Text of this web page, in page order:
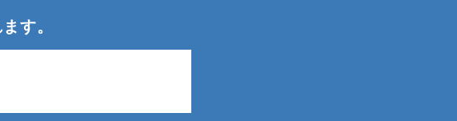
す。